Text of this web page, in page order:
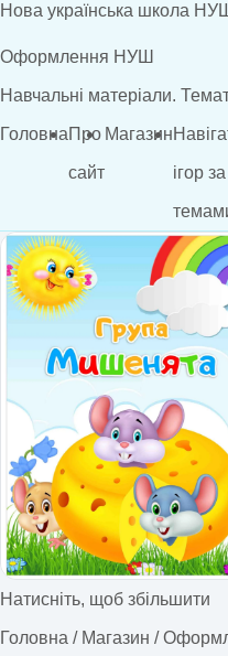
Нова українська школа НУШ
Оформлення НУШ
Навчальні матеріали.
ГоловнаПро
сайт
Магазин
ігор за
Натисніть, щоб збільшити
Головна / Магазин /